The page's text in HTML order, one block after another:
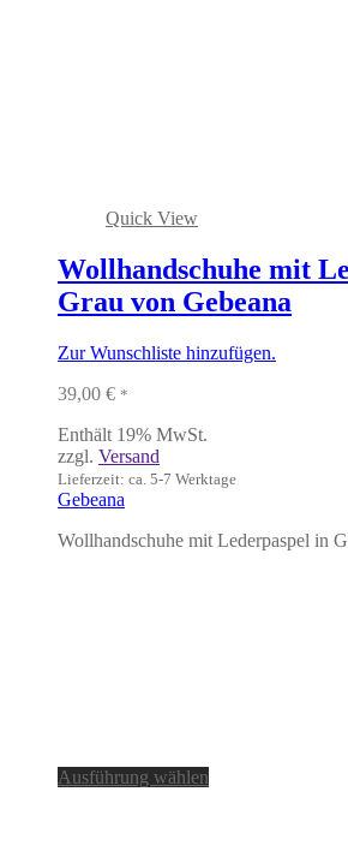
Quick View
Wollhandschuhe mit
Grau von Gebeana
Zur Wunschliste hinzufügen.
39,00 € *
Enthält 19% MwSt.
zzgl. Versand
Lieferzeit: ca. 5-7 Werktage
Gebeana
Wollhandschuhe mit Lederpaspel in
Ausführung wählen